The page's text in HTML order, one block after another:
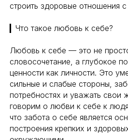
строить здоровые отношения
▎Что такое любовь к себе?
Любовь к себе — это не
словосочетание, а глубокое
ценности как личности. Это
сильные и слабые стороны,
потребностях и уважать свои
говорим о любви к себе к
что забота о себе является
построения крепких и